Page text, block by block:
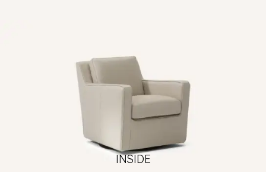
INSIDE